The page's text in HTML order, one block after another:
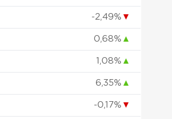
-2,49% ▼
0,68% ▲
1,08% ▲
6,35% ▲
-0,17% ▼